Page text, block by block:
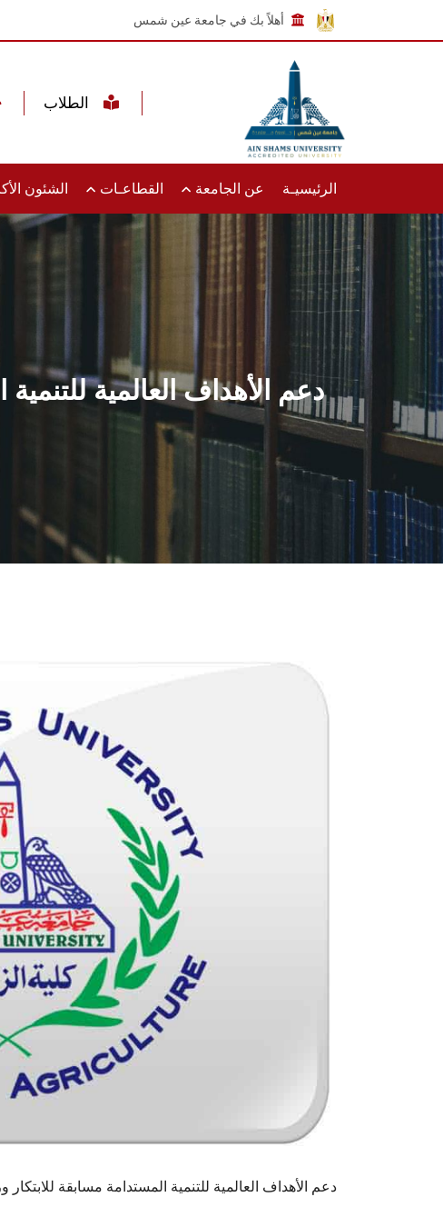
أهلاً بك في جامعة عين شمس
الرئيسيـة عن الجامعة القطاعـات الشئون
دعم الأهداف العالمية
دعم الأهداف العالمية للتنمية المستدامة مسابقة